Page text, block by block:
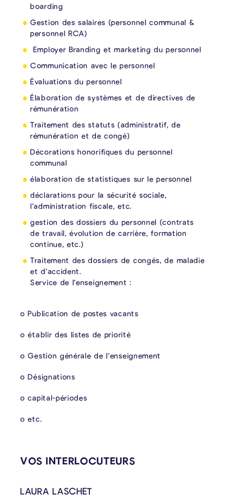
boarding
Gestion des salaires (personnel communal &
personnel RCA)
Employer Branding et marketing du personnel
Communication avec le personnel
Évaluations du personnel
Élaboration de systèmes et de directives de
rémunération
Traitement des statuts (administratif, de
rémunération et de congé)
Décorations honorifiques du personnel
communal
élaboration de statistiques sur le personnel
déclarations pour la sécurité sociale,
l’administration fiscale, etc.
gestion des dossiers du personnel (contrats
de travail, évolution de carrière, formation
continue, etc.)
Traitement des dossiers de congés, de maladie
et d’accident.
Service de l’enseignement :
o Publication de postes vacants
o établir des listes de priorité
o Gestion générale de l’enseignement
o Désignations
o capital-périodes
o etc.
VOS INTERLOCUTEURS
LAURA LASCHET